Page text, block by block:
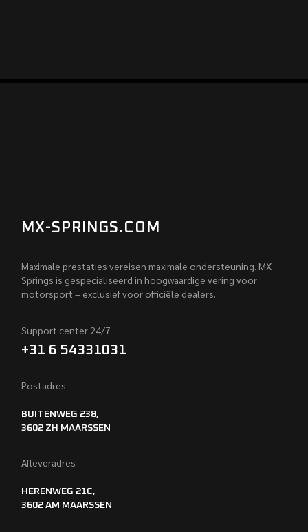
MX-SPRINGS.COM
Maximale prestaties vereisen maximale ondersteuning. MX
Springs is gespecialiseerd in hoogwaardige vering voor
motorsport – exclusief voor officiële dealers.
Support center 24/7
+31 6 54331031
Postadres
BUITENWEG 238,
3602 ZH MAARSSEN
Afleveradres
HERENWEG 21C,
3602 AM MAARSSEN